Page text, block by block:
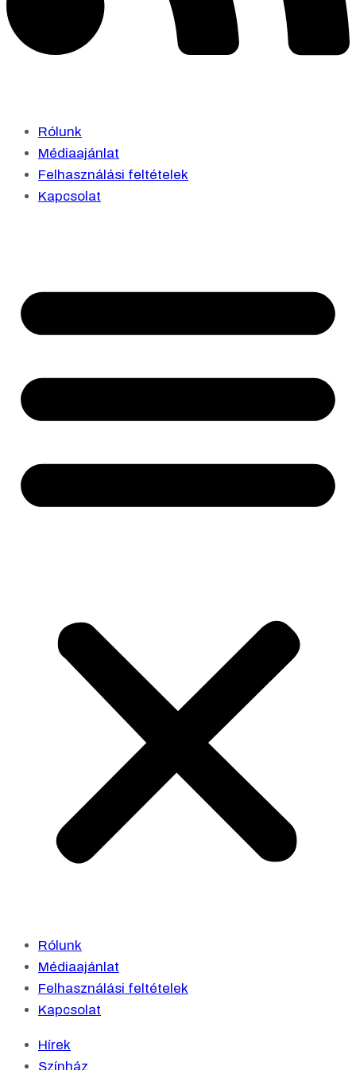
Rólunk
Médiaajánlat
Felhasználási feltételek
Kapcsolat
Rólunk
Médiaajánlat
Felhasználási feltételek
Kapcsolat
Hírek
Színház